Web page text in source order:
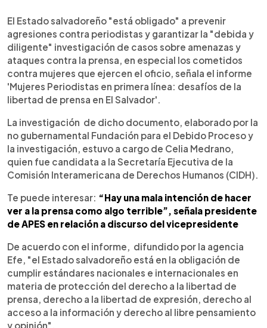
► Escuchar artículo
El Estado salvadoreño "está obligado" a prevenir
agresiones contra periodistas y garantizar la "debida y
diligente" investigación de casos sobre amenazas y
ataques contra la prensa, en especial los cometidos
contra mujeres que ejercen el oficio, señala el informe
'Mujeres Periodistas en primera línea: desafíos de la
libertad de prensa en El Salvador'.
La investigación de dicho documento, elaborado por la
no gubernamental Fundación para el Debido Proceso y
la investigación, estuvo a cargo de Celia Medrano,
quien fue candidata a la Secretaría Ejecutiva de la
Comisión Interamericana de Derechos Humanos (CIDH).
Te puede interesar: “Hay una mala intención de hacer
ver a la prensa como algo terrible”, señala presidente
de APES en relación a discurso del vicepresidente
De acuerdo con el informe, difundido por la agencia
Efe, "el Estado salvadoreño está en la obligación de
cumplir estándares nacionales e internacionales en
materia de protección del derecho a la libertad de
prensa, derecho a la libertad de expresión, derecho al
acceso a la información y derecho al libre pensamiento
y opinión".